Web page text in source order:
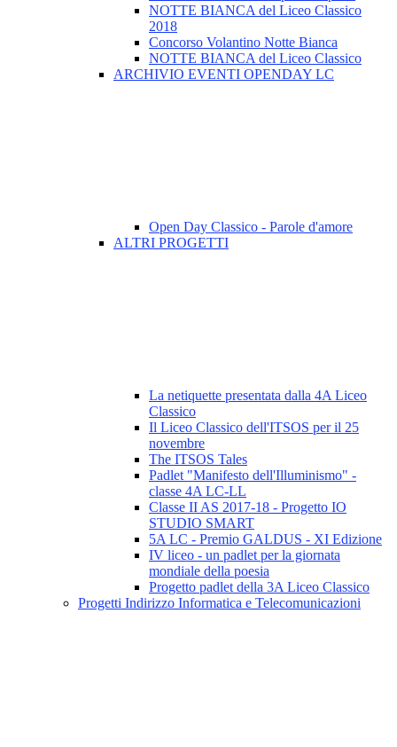
NOTTE BIANCA del Liceo Classico
2018
Concorso Volantino Notte Bianca
NOTTE BIANCA del Liceo Classico
ARCHIVIO EVENTI OPENDAY LC
Open Day Classico - Parole d'amore
ALTRI PROGETTI
La netiquette presentata dalla 4A Liceo
Classico
Il Liceo Classico dell'ITSOS per il 25
novembre
The ITSOS Tales
Padlet "Manifesto dell'Illuminismo" -
classe 4A LC-LL
Classe II AS 2017-18 - Progetto IO
STUDIO SMART
5A LC - Premio GALDUS - XI Edizione
IV liceo - un padlet per la giornata
mondiale della poesia
Progetto padlet della 3A Liceo Classico
Progetti Indirizzo Informatica e Telecomunicazioni